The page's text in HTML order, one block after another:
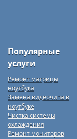
Популярные
услуги
Ремонт матрицы
ноутбука
Замена видеочипа в
ноутбуке
Чистка системы
охлаждения
Ремонт мониторов